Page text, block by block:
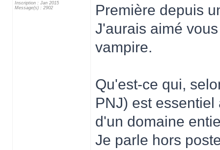
Inscription : Jan 2015
Message(s) : 2902
Première depuis
J'aurais aimé
vampire.
Qu'est-ce qui,
PNJ) est
d'un domaine
Je parle hors